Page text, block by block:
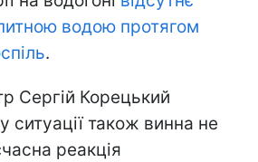
водою протягом
.
Сергій Корецький
ситуації також винна не
реакція